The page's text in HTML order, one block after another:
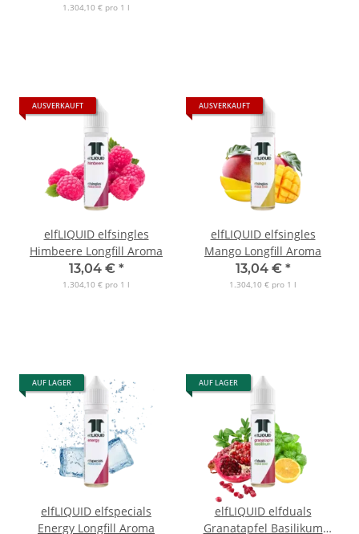
1.304,10 € pro 1 l
AUSVERKAUFT
elfLIQUID elfsingles
Himbeere Longfill Aroma
13,04 € *
1.304,10 € pro 1 l
AUSVERKAUFT
elfLIQUID elfsingles
Mango Longfill Aroma
13,04 € *
1.304,10 € pro 1 l
AUF LAGER
elfLIQUID elfspecials
Energy Longfill Aroma
AUF LAGER
elfLIQUID elfduals
Granatapfel Basilikum